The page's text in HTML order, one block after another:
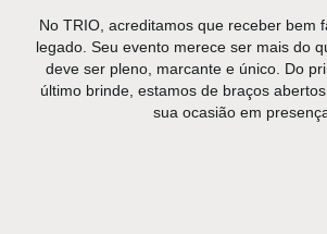
No TRIO, acreditamos que receber bem
legado. Seu evento merece ser mais do
deve ser pleno, marcante e único. Do
último brinde, estamos de braços
sua ocasião em